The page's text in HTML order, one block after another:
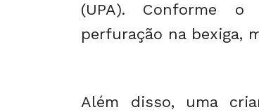
(UPA). Conforme
perfuração na bexiga,
Além disso, uma